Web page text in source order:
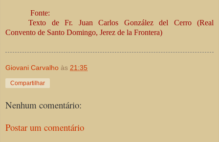
Fonte:
Texto de Fr. Juan Carlos González del Cerro (Real
Convento de Santo Domingo, Jerez de la Frontera)
Giovani Carvalho às 21:35
Compartilhar
Nenhum comentário:
Postar um comentário